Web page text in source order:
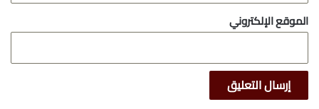
الموقع الإلكتروني